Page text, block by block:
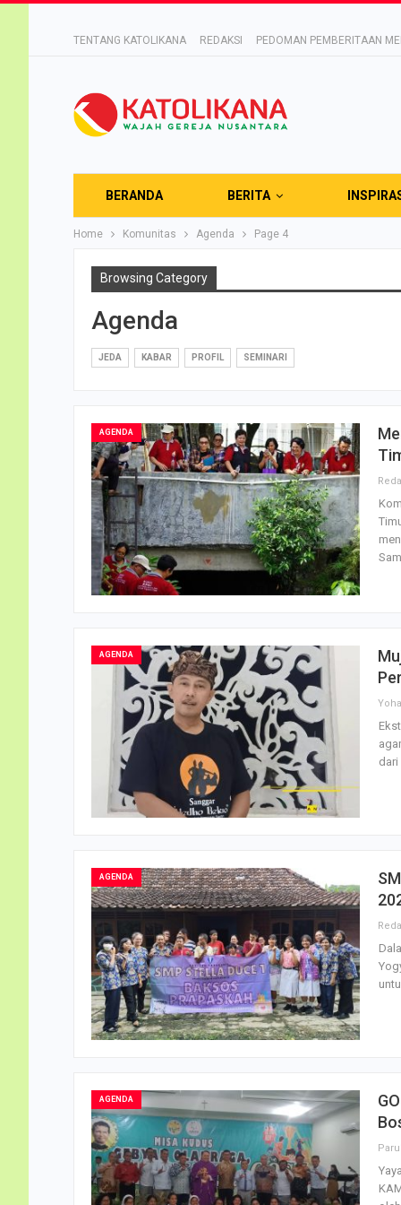
TENTANG KATOLIKANA
REDAKSI PEDOMAN PEMBERITAAN
BERANDA BERITA
Home Komunitas Agenda Page 4
Browsing Category
Agenda
JEDA KABAR PROFIL SEMINARI
AGENDA
AGENDA
AGENDA
AGENDA